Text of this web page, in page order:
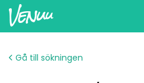
Gå till sökningen